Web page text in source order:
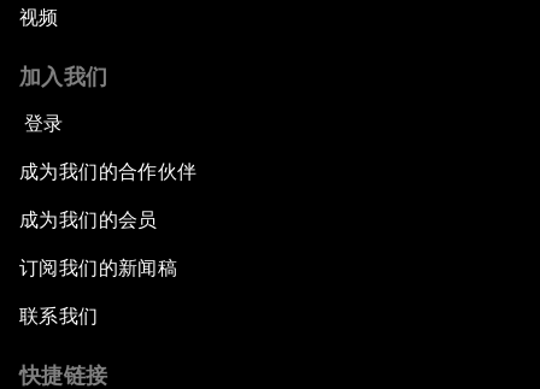
视频
加入我们
登录
成为我们的合作伙伴
成为我们的会员
订阅我们的新闻稿
联系我们
快捷链接